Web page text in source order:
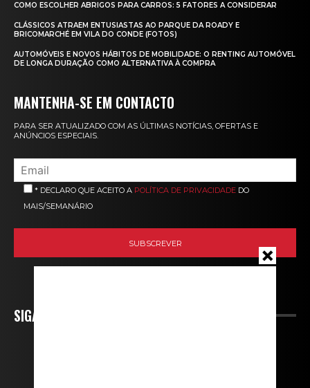
COMO ESCOLHER ABRIGOS PARA CARROS: 5 FATORES A CONSIDERAR
CLÁSSICOS ATRAEM ENTUSIASTAS AO PARQUE DA ROADY E
BRICOMARCHÉ EM VILA DO CONDE (FOTOS)
AUTOMÓVEIS E NOVOS HÁBITOS DE MOBILIDADE: O RENTING AUTOMÓVEL
DE LONGA DURAÇÃO COMO ALTERNATIVA À COMPRA
MANTENHA-SE EM CONTACTO
PARA SER ATUALIZADO COM AS ÚLTIMAS NOTÍCIAS, OFERTAS E
ANÚNCIOS ESPECIAIS.
* DECLARO QUE ACEITO A POLÍTICA DE PRIVACIDADE DO
MAIS/SEMANÁRIO
SIGA-NOS